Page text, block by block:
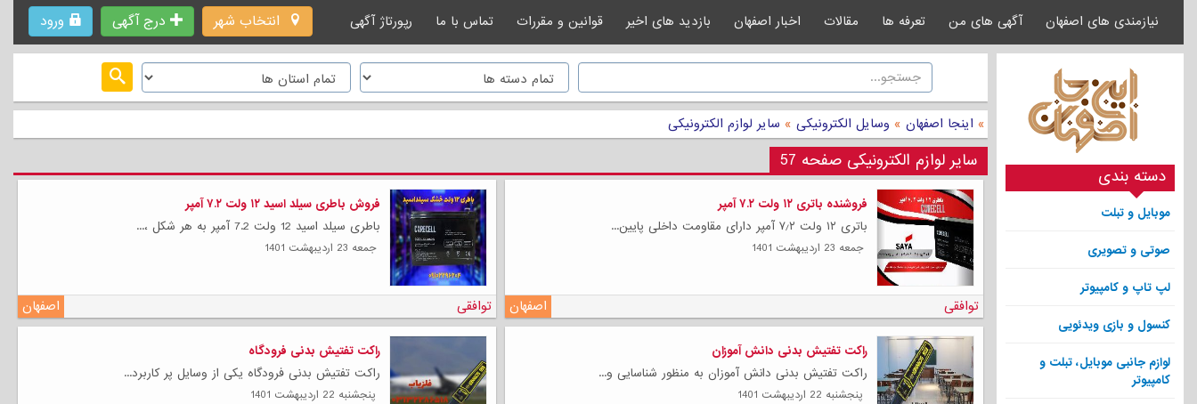
انتخاب شهر درج آگهی ورود نیازمندی های اصفهان آگهی های من تعرفه ها مقالات اخبار اصفهان بازدید های اخیر قوانین و مقررات تماس با ما رپورتاژ آگهی
دسته بندی
موبایل و تبلت
صوتی و تصویری
لپ تاپ و کامپیوتر
کنسول و بازی ویدئویی
لوازم جانبی موبایل، تبلت و
کامپیوتر
» اینجا اصفهان » وسایل الکترونیکی » سایر لوازم الکترونیکی
سایر لوازم الکترونیکی صفحه 57
فروشنده باتری ۱۲ ولت ۷.۲ آمپر
باتری ۱۲ ولت ۷٫۲ آمپر دارای مقاومت داخلی پایین...
جمعه 23 ارديبهشت 1401
اصفهان توافقی
فروش باطری سیلد اسید ۱۲ ولت ۷.۲ آمپر
باطری سیلد اسید 12 ولت 7.2 آمپر به هر شکل ،...
جمعه 23 ارديبهشت 1401
اصفهان توافقی
راکت تفتیش بدنی دانش آموزان
راکت تفتیش بدنی دانش آموزان به منظور شناسایی و...
پنجشنبه 22 ارديبهشت 1401
راکت تفتیش بدنی فرودگاه
راکت تفتیش بدنی فرودگاه یکی از وسایل پر کاربرد...
پنجشنبه 22 ارديبهشت 1401